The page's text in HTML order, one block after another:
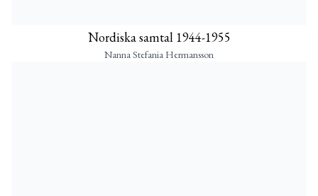
Nordiska samtal 1944-1955
Nanna Stefania Hermansson